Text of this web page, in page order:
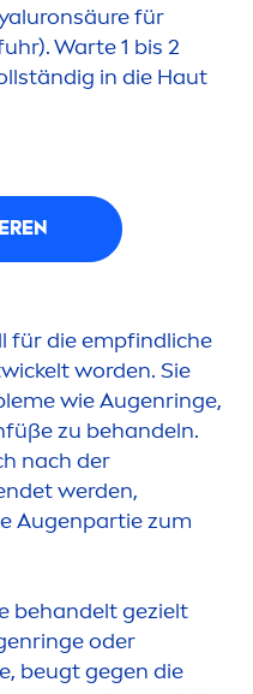
säure für
Warte 1 bis 2
in die Haut
für die empfindliche
worden. Sie
wie Augenringe,
zu behandeln.
nach der
werden,
Augenpartie zum
behandelt gezielt
oder
beugt gegen die